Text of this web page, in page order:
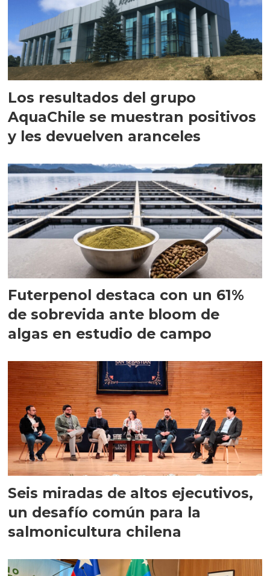
Los resultados del grupo
AquaChile se muestran positivos
y les devuelven aranceles
Futerpenol destaca con un 61%
de sobrevida ante bloom de
algas en estudio de campo
Seis miradas de altos ejecutivos,
un desafío común para la
salmonicultura chilena